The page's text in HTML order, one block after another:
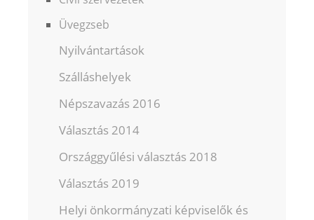
Üvegzseb
Nyilvántartások
Szálláshelyek
Népszavazás 2016
Választás 2014
Országgyűlési választás 2018
Választás 2019
Helyi önkormányzati képviselők és